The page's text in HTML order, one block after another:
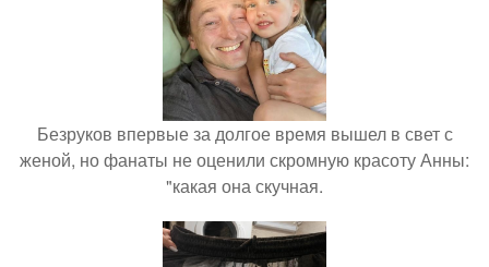
Безруков впервые за долгое время вышел в свет с
женой, но фанаты не оценили скромную красоту Анны:
"какая она скучная.